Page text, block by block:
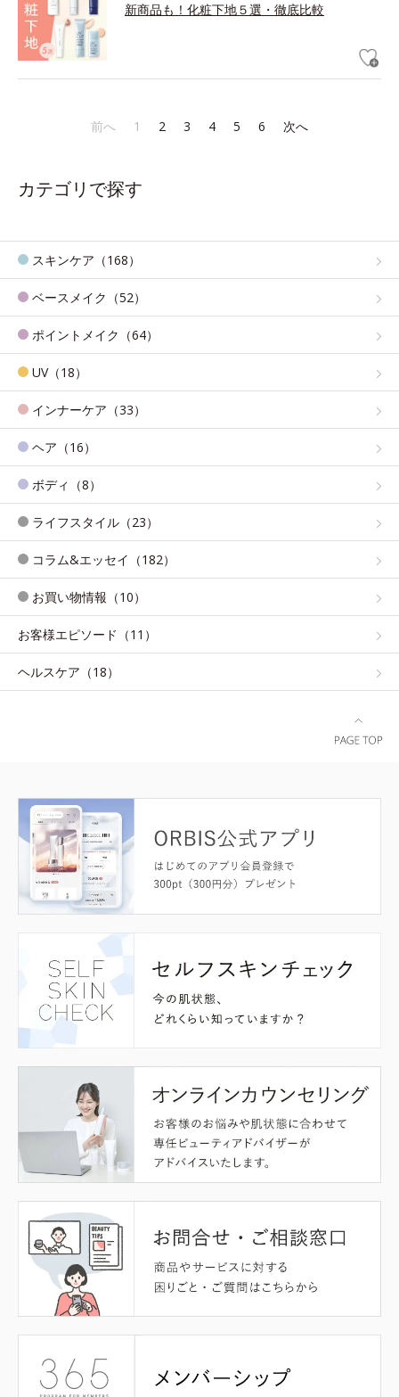
新商品も！化粧下地５選・徹底比較
前へ 1 2 3 4 5 6 次へ
カテゴリで探す
スキンケア（168）
ベースメイク（52）
ポイントメイク（64）
UV（18）
インナーケア（33）
ヘア（16）
ボディ（8）
ライフスタイル（23）
コラム&エッセイ（182）
お買い物情報（10）
お客様エピソード（11）
ヘルスケア（18）